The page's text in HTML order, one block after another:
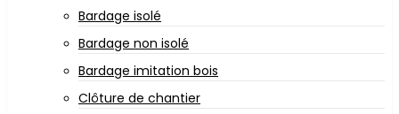
Bardage isolé
Bardage non isolé
Bardage imitation bois
Clôture de chantier